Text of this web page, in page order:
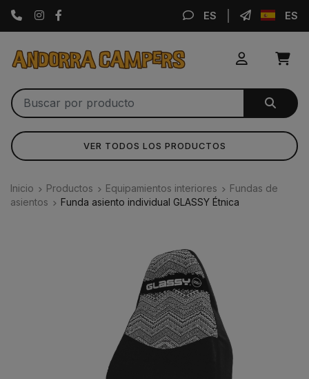
Instagram ES ES
VER TODOS LOS PRODUCTOS
Inicio Productos Equipamientos interiores
Fundas de
asientos
Funda asiento individual GLASSY Étnica